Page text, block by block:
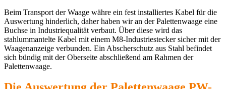
Beim Transport der Waage währe ein fest installiertes Kabel für die
Auswertung hinderlich, daher haben wir an der Palettenwaage eine
Buchse in Industriequalität verbaut. Über diese wird das
stahlummantelte Kabel mit einem M8-Industriestecker sicher mit der
Waagenanzeige verbunden. Ein Abscherschutz aus Stahl befindet
sich bündig mit der Oberseite abschließend am Rahmen der
Palettenwaage.